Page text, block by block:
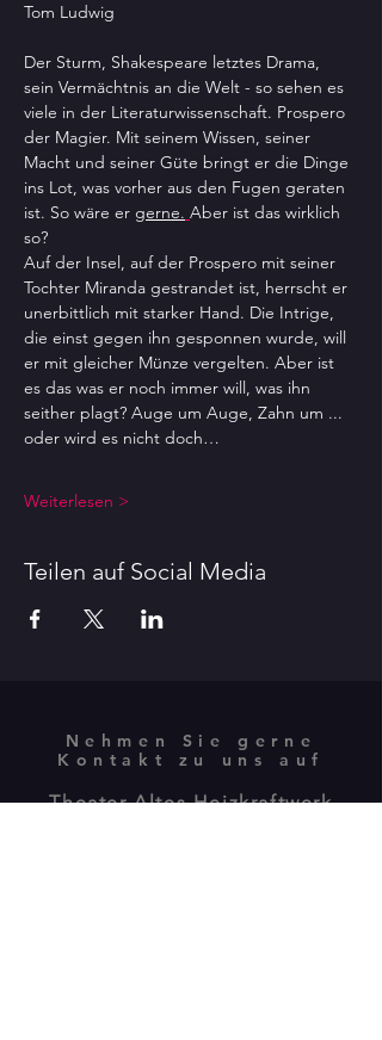
Tom Ludwig
Der Sturm, Shakespeare letztes Drama,
sein Vermächtnis an die Welt - so sehen es
viele in der Literaturwissenschaft. Prospero
der Magier. Mit seinem Wissen, seiner
Macht und seiner Güte bringt er die Dinge
ins Lot, was vorher aus den Fugen geraten
ist. So wäre er gerne. Aber ist das wirklich
so?
Auf der Insel, auf der Prospero mit seiner
Tochter Miranda gestrandet ist, herrscht er
unerbittlich mit starker Hand. Die Intrige,
die einst gegen ihn gesponnen wurde, will
er mit gleicher Münze vergelten. Aber ist
es das was er noch immer will, was ihn
seither plagt? Auge um Auge, Zahn um ...
oder wird es nicht doch…
Weiterlesen >
Teilen auf Social Media
Nehmen Sie gerne
Kontakt zu uns auf
Theater Altes Heizkraftwerk